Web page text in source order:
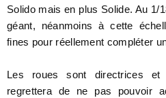
Solido mais en plus Solide. Au 1/
géant, néanmoins à cette
fines pour réellement compléter
Les roues sont directrices
regrettera de ne pas pouvoir